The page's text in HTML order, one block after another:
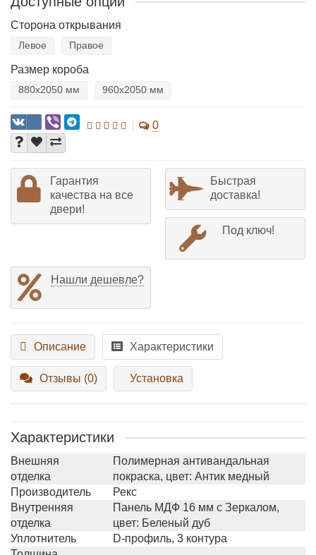
Сторона открывания
Левое Правое
Размер короба
880х2050 мм 960х2050 мм
0
Гарантия
качества на все
двери!
Быстрая
доставка!
Под ключ!
Нашли дешевле?
Описание Характеристики
Отзывы (0) Установка
Характеристики
Внешняя
отделка
Полимерная антивандальная
покраска, цвет: Антик медный
Производитель
Рекс
Внутренняя
отделка
Панель МДФ 16 мм с Зеркалом,
цвет: Беленый дуб
Уплотнитель
D-профиль, 3 контура